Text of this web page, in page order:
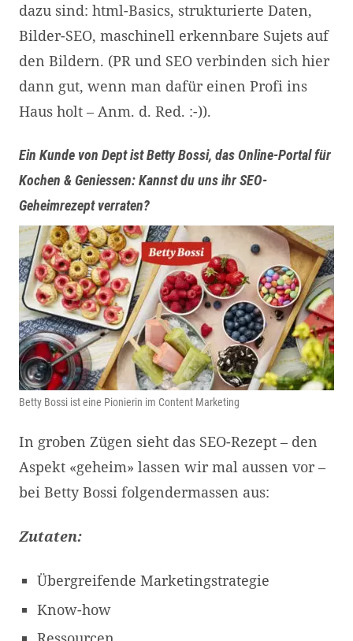
dazu sind: html-Basics, strukturierte Daten,
Bilder-SEO, maschinell erkennbare Sujets auf
den Bildern. (PR und SEO verbinden sich hier
dann gut, wenn man dafür einen Profi ins
Haus holt – Anm. d. Red. :-)).
Ein Kunde von Dept ist Betty Bossi, das Online-Portal für
Kochen & Geniessen: Kannst du uns ihr SEO-
Geheimrezept verraten?
Betty Bossi ist eine Pionierin im Content Marketing
In groben Zügen sieht das SEO-Rezept – den
Aspekt «geheim» lassen wir mal aussen vor –
bei Betty Bossi folgendermassen aus:
Zutaten:
Übergreifende Marketingstrategie
Know-how